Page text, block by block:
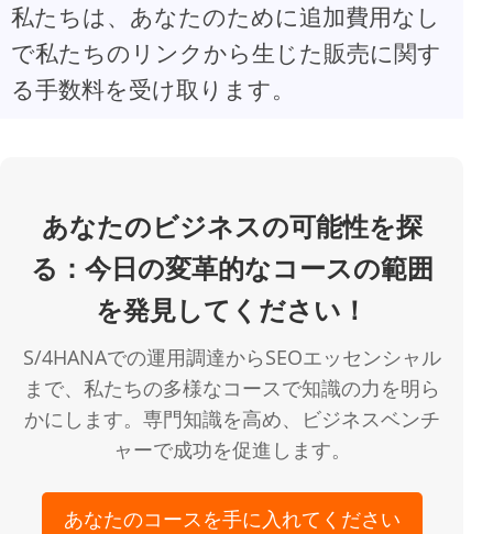
i
d
o
私たちは、あなたのために追加費用なし
で私たちのリンクから生じた販売に関す
る手数料を受け取ります。
あなたのビジネスの可能性を探
る：今日の変革的なコースの範囲
を発見してください！
S/4HANAでの運用調達からSEOエッセンシャル
まで、私たちの多様なコースで知識の力を明ら
かにします。専門知識を高め、ビジネスベンチ
ャーで成功を促進します。
あなたのコースを手に入れてください